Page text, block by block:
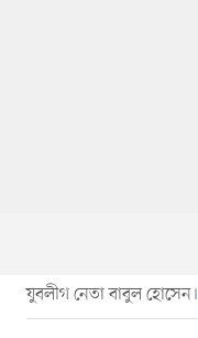
যুবলীগ নেতা বাবুল হোসেন।